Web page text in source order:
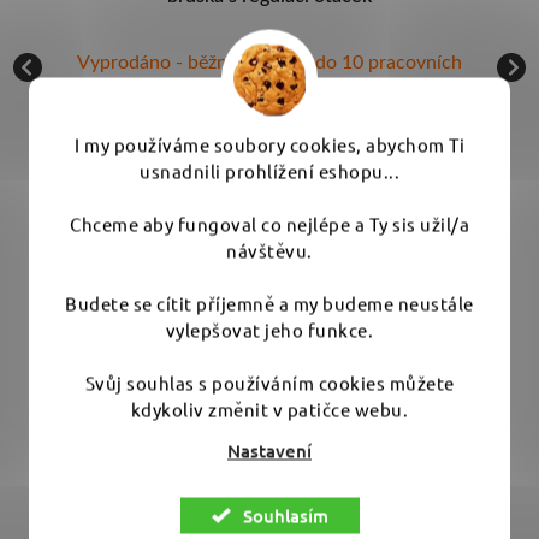
I my používáme soubory cookies, abychom Ti
usnadnili prohlížení eshopu...
Chceme aby fungoval co nejlépe a Ty sis užil/a
návštěvu.
Budete se cítit příjemně a my budeme neustále
vylepšovat jeho funkce.
Svůj souhlas s používáním cookies můžete
kdykoliv změnit v patičce webu.
Nastavení
Souhlasím
Skladem
od 2 624 Kč
DETAIL
Máme tu malou orbitální brusku, učenou
především na lokální opravy laku. Orbit 3
Bruska/Bruska + 1 baterie/Bruska + 2
Baterie/1 Baterie ↓